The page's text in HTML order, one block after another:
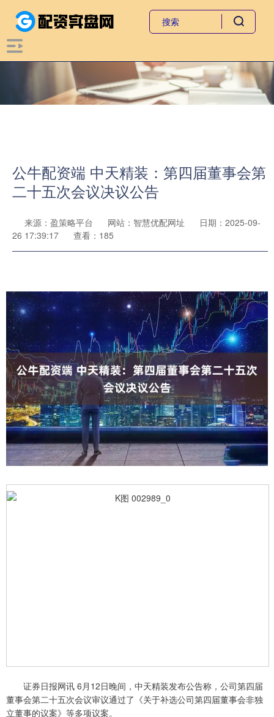
公牛配资端 中天精装：第四届董事会第
二十五次会议决议公告
来源：盈策略平台 网站：智慧优配网址
日期：2025-09-
26 17:39:17
查看：185
证券日报网讯 6月12日晚间，中天精装发布公告称，公司第四届
董事会第二十五次会议审议通过了《关于补选公司第四届董事会非独
立董事的议案》等多项议案。